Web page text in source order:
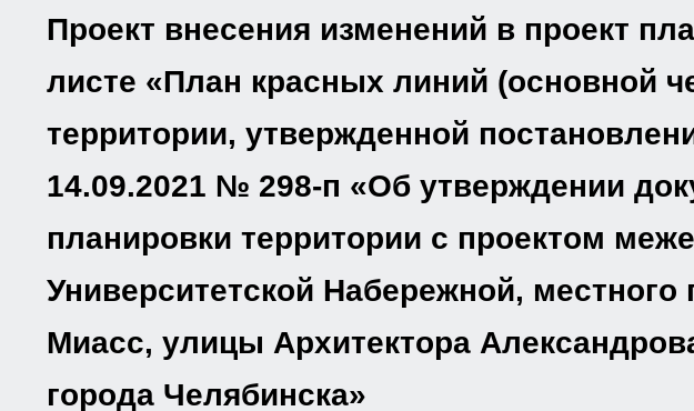
Проект внесения изменений в проект
листе «План красных линий (основной
территории, утвержденной
14.09.2021 № 298-п «Об утверждении
планировки территории с проектом
Университетской Набережной,
Миасс, улицы Архитектора
города Челябинска»